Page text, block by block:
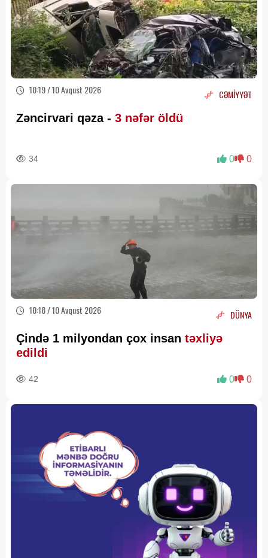
10:19 / 10 Avqust 2026 CƏMİYYƏT
Zəncirvari qəza - 3 nəfər öldü
34 0 0
10:18 / 10 Avqust 2026 DÜNYA
Çində 1 milyondan çox insan təxliyə
edildi
42 0 0